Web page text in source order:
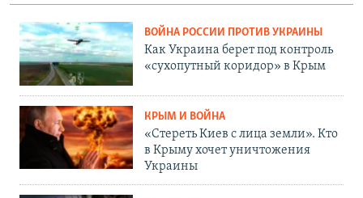
ВОЙНА РОССИИ ПРОТИВ УКРАИНЫ
Как Украина берет под контроль
«сухопутный коридор» в Крым
КРЫМ И ВОЙНА
«Стереть Киев с лица земли». Кто
в Крыму хочет уничтожения
Украины